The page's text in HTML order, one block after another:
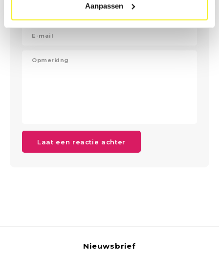
Aanpassen
Laat een reactie achter
Nieuwsbrief